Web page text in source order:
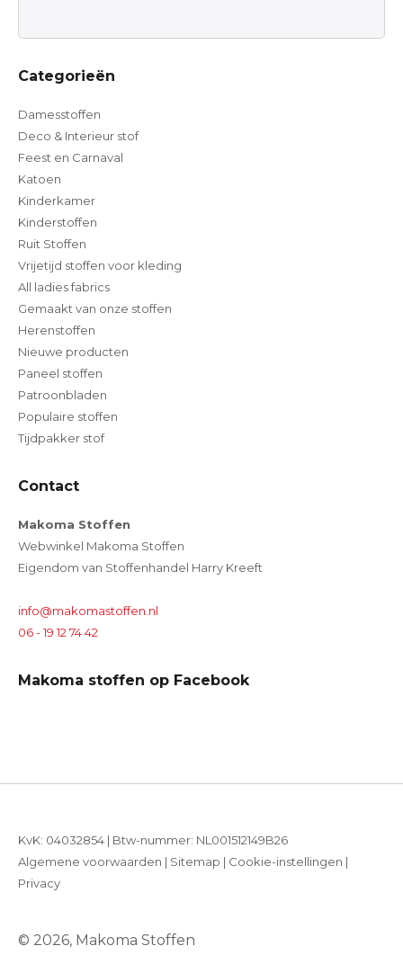
Categorieën
Damesstoffen
Deco & Interieur stof
Feest en Carnaval
Katoen
Kinderkamer
Kinderstoffen
Ruit Stoffen
Vrijetijd stoffen voor kleding
All ladies fabrics
Gemaakt van onze stoffen
Herenstoffen
Nieuwe producten
Paneel stoffen
Patroonbladen
Populaire stoffen
Tijdpakker stof
Contact
Makoma Stoffen
Webwinkel Makoma Stoffen
Eigendom van Stoffenhandel Harry Kreeft
info@makomastoffen.nl
06 - 19 12 74 42
Makoma stoffen op Facebook
© 2026, Makoma Stoffen
KvK: 04032854 | Btw-nummer: NL001512149B26
Algemene voorwaarden | Sitemap | Cookie-instellingen |
Privacy